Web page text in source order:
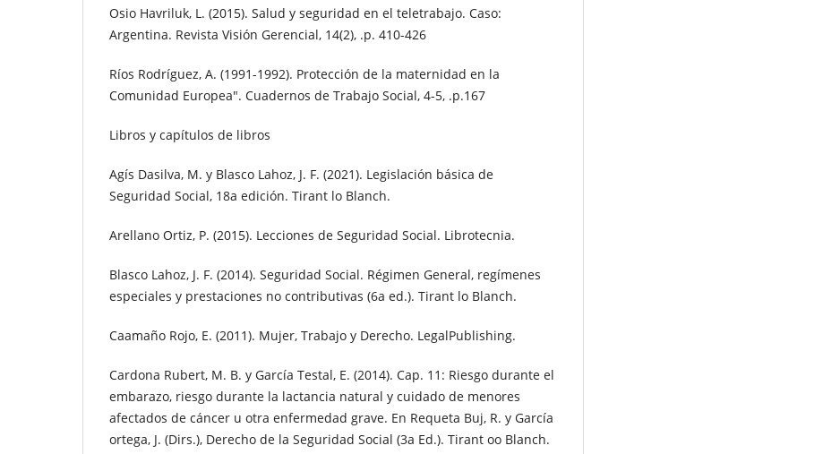
Osio Havriluk, L. (2015). Salud y seguridad en el teletrabajo. Caso:
Argentina. Revista Visión Gerencial, 14(2), .p. 410-426
Ríos Rodríguez, A. (1991-1992). Protección de la maternidad en la
Comunidad Europea". Cuadernos de Trabajo Social, 4-5, .p.167
Libros y capítulos de libros
Agís Dasilva, M. y Blasco Lahoz, J. F. (2021). Legislación básica de
Seguridad Social, 18a edición. Tirant lo Blanch.
Arellano Ortiz, P. (2015). Lecciones de Seguridad Social. Librotecnia.
Blasco Lahoz, J. F. (2014). Seguridad Social. Régimen General, regímenes
especiales y prestaciones no contributivas (6a ed.). Tirant lo Blanch.
Caamaño Rojo, E. (2011). Mujer, Trabajo y Derecho. LegalPublishing.
Cardona Rubert, M. B. y García Testal, E. (2014). Cap. 11: Riesgo durante el
embarazo, riesgo durante la lactancia natural y cuidado de menores
afectados de cáncer u otra enfermedad grave. En Requeta Buj, R. y García
ortega, J. (Dirs.), Derecho de la Seguridad Social (3a Ed.). Tirant oo Blanch.